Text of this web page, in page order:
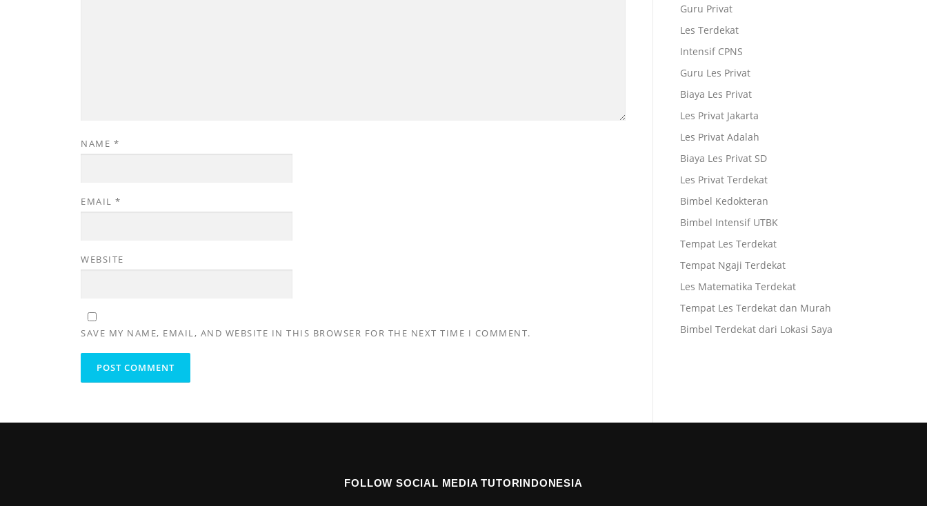
NAME *
EMAIL *
WEBSITE
SAVE MY NAME, EMAIL, AND WEBSITE IN THIS BROWSER FOR THE NEXT TIME I COMMENT.
Guru Privat
Les Terdekat
Intensif CPNS
Guru Les Privat
Biaya Les Privat
Les Privat Jakarta
Les Privat Adalah
Biaya Les Privat SD
Les Privat Terdekat
Bimbel Kedokteran
Bimbel Intensif UTBK
Tempat Les Terdekat
Tempat Ngaji Terdekat
Les Matematika Terdekat
Tempat Les Terdekat dan Murah
Bimbel Terdekat dari Lokasi Saya
FOLLOW SOCIAL MEDIA TUTORINDONESIA